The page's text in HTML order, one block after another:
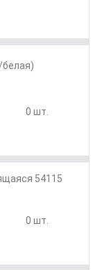
0 шт.
54115
0 шт.